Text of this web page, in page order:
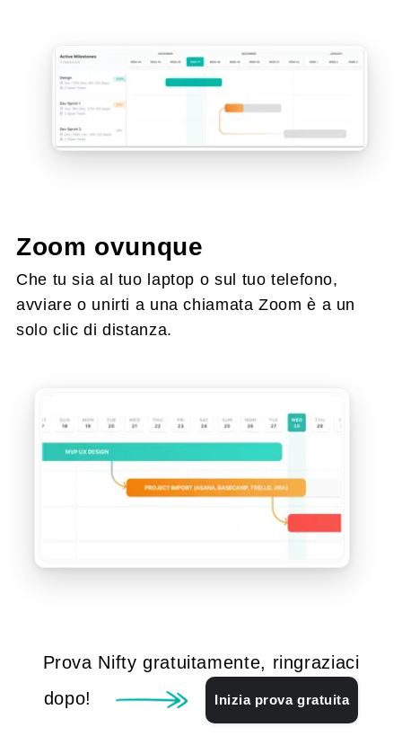
Zoom ovunque
Che tu sia al tuo laptop o sul tuo telefono,
avviare o unirti a una chiamata Zoom è a un
solo clic di distanza.
Prova Nifty gratuitamente, ringraziaci
dopo!
Inizia prova gratuita